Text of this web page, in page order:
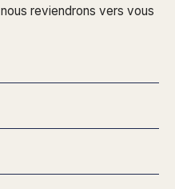
reviendrons vers vous